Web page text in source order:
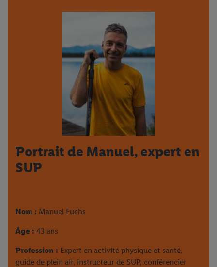
Portrait de Manuel, expert en
SUP
Nom : Manuel Fuchs
Âge : 43 ans
Profession : Expert en activité physique et santé,
guide de plein air, instructeur de SUP, conférencier